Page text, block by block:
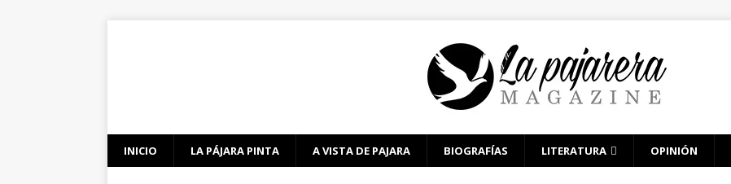
INICIO LA PÁJARA PINTA A VISTA DE PAJARA BIOGRAFÍAS LITERATURA OPINIÓN